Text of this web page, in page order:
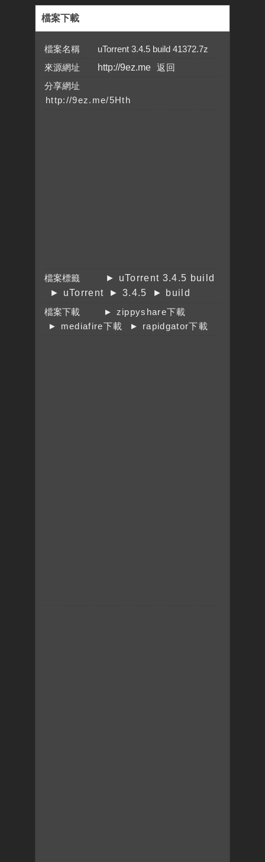
檔案下載
檔案名稱 uTorrent 3.4.5 build 41372.7z
來源網址
http://9ez.me
分享網址
檔案標籤
► uTorrent 3.4.5 build
► uTorrent
► 3.4.5
► build
檔案下載